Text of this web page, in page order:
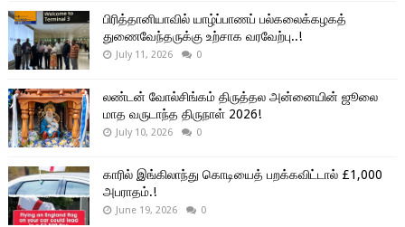
பிரித்தானியாவில் யாழ்ப்பாணப் பல்கலைக்கழகத்
துணைவேந்தருக்கு உற்சாக வரவேற்பு..!
July 11, 2026 0
லண்டன் வோல்சிங்கம் திருத்தல அன்னையின் ஜூலை
மாத வருடாந்த திருநாள் 2026!
July 10, 2026 0
காரில் இங்கிலாந்து கொடியைத் பறக்கவிட்டால் £1,000
அபராதம்.!
June 19, 2026 0